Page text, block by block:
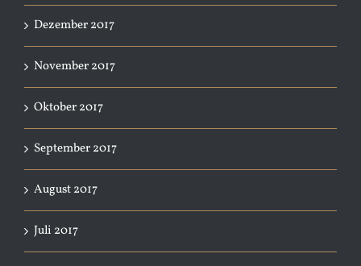
Dezember 2017
November 2017
Oktober 2017
September 2017
August 2017
Juli 2017